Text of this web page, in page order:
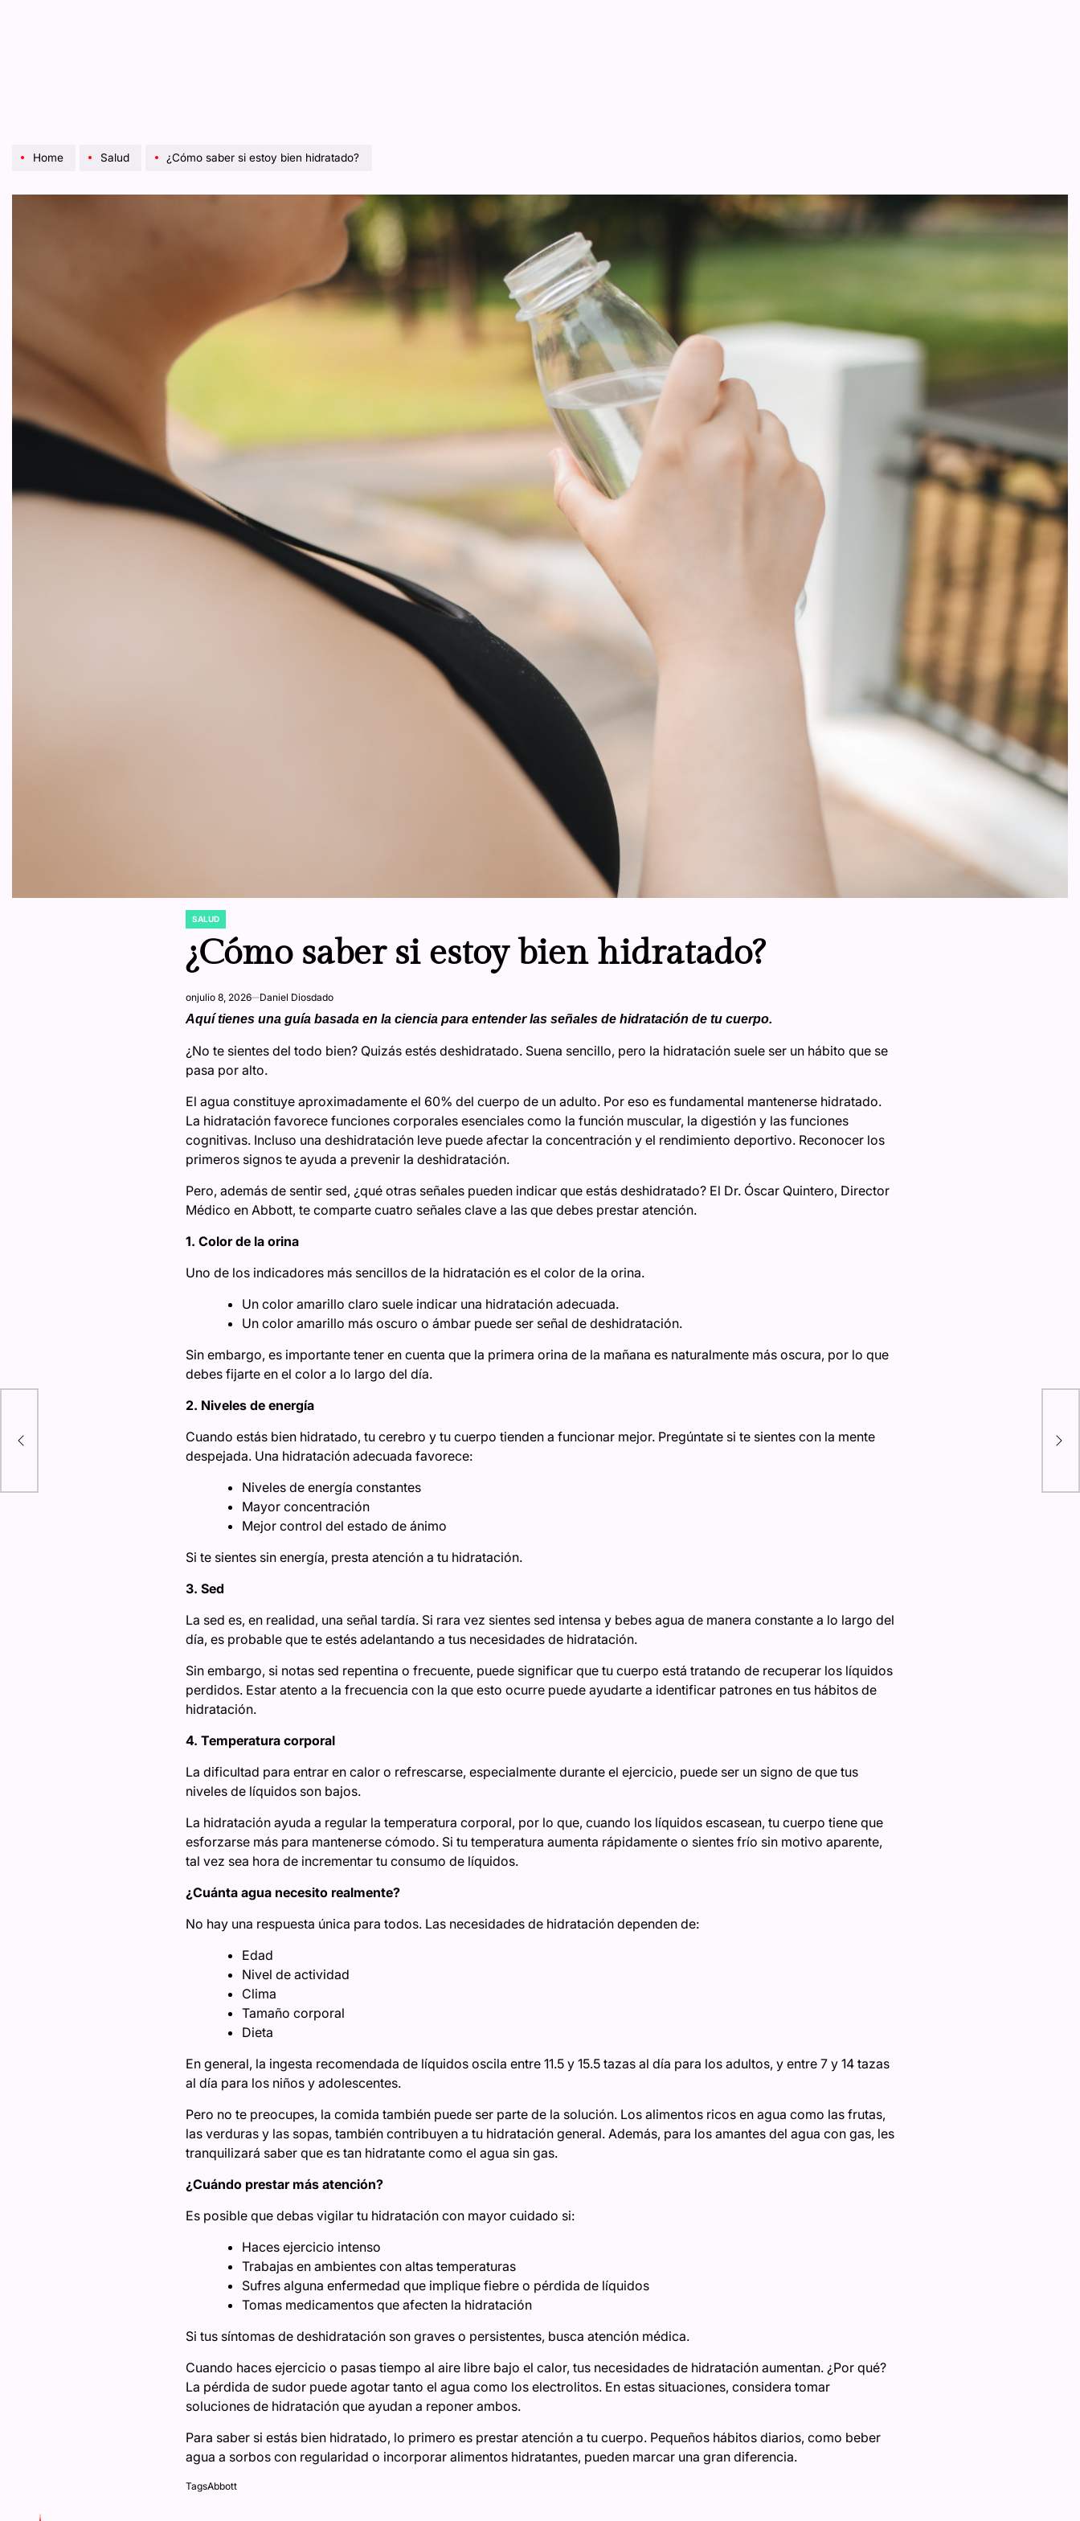
Home Salud ¿Cómo saber si estoy bien hidratado?
POSTED
SALUD
¿Cómo saber si estoy bien hidratado?
onjulio 8, 2026 Daniel Diosdado
Aquí tienes una guía basada en la ciencia para entender las señales de hidratación de tu cuerpo.
¿No te sientes del todo bien? Quizás estés deshidratado. Suena sencillo, pero la hidratación suele ser un hábito que se
pasa por alto.
El agua constituye aproximadamente el 60% del cuerpo de un adulto. Por eso es fundamental mantenerse hidratado.
La hidratación favorece funciones corporales esenciales como la función muscular, la digestión y las funciones
cognitivas. Incluso una deshidratación leve puede afectar la concentración y el rendimiento deportivo. Reconocer los
primeros signos te ayuda a prevenir la deshidratación.
Pero, además de sentir sed, ¿qué otras señales pueden indicar que estás deshidratado? El Dr. Óscar Quintero, Director
Médico en Abbott, te comparte cuatro señales clave a las que debes prestar atención.
1. Color de la orina
Uno de los indicadores más sencillos de la hidratación es el color de la orina.
Un color amarillo claro suele indicar una hidratación adecuada.
Un color amarillo más oscuro o ámbar puede ser señal de deshidratación.
Sin embargo, es importante tener en cuenta que la primera orina de la mañana es naturalmente más oscura, por lo que
debes fijarte en el color a lo largo del día.
2. Niveles de energía
Cuando estás bien hidratado, tu cerebro y tu cuerpo tienden a funcionar mejor. Pregúntate si te sientes con la mente
despejada. Una hidratación adecuada favorece:
Niveles de energía constantes
Mayor concentración
Mejor control del estado de ánimo
Si te sientes sin energía, presta atención a tu hidratación.
3. Sed
La sed es, en realidad, una señal tardía. Si rara vez sientes sed intensa y bebes agua de manera constante a lo largo del
día, es probable que te estés adelantando a tus necesidades de hidratación.
Sin embargo, si notas sed repentina o frecuente, puede significar que tu cuerpo está tratando de recuperar los líquidos
perdidos. Estar atento a la frecuencia con la que esto ocurre puede ayudarte a identificar patrones en tus hábitos de
hidratación.
4. Temperatura corporal
La dificultad para entrar en calor o refrescarse, especialmente durante el ejercicio, puede ser un signo de que tus
niveles de líquidos son bajos.
La hidratación ayuda a regular la temperatura corporal, por lo que, cuando los líquidos escasean, tu cuerpo tiene que
esforzarse más para mantenerse cómodo. Si tu temperatura aumenta rápidamente o sientes frío sin motivo aparente,
tal vez sea hora de incrementar tu consumo de líquidos.
¿Cuánta agua necesito realmente?
No hay una respuesta única para todos. Las necesidades de hidratación dependen de:
Edad
Nivel de actividad
Clima
Tamaño corporal
Dieta
En general, la ingesta recomendada de líquidos oscila entre 11.5 y 15.5 tazas al día para los adultos, y entre 7 y 14 tazas
al día para los niños y adolescentes.
Pero no te preocupes, la comida también puede ser parte de la solución. Los alimentos ricos en agua como las frutas,
las verduras y las sopas, también contribuyen a tu hidratación general. Además, para los amantes del agua con gas, les
tranquilizará saber que es tan hidratante como el agua sin gas.
¿Cuándo prestar más atención?
Es posible que debas vigilar tu hidratación con mayor cuidado si:
Haces ejercicio intenso
Trabajas en ambientes con altas temperaturas
Sufres alguna enfermedad que implique fiebre o pérdida de líquidos
Tomas medicamentos que afecten la hidratación
Si tus síntomas de deshidratación son graves o persistentes, busca atención médica.
Cuando haces ejercicio o pasas tiempo al aire libre bajo el calor, tus necesidades de hidratación aumentan. ¿Por qué?
La pérdida de sudor puede agotar tanto el agua como los electrolitos. En estas situaciones, considera tomar
soluciones de hidratación que ayudan a reponer ambos.
Para saber si estás bien hidratado, lo primero es prestar atención a tu cuerpo. Pequeños hábitos diarios, como beber
agua a sorbos con regularidad o incorporar alimentos hidratantes, pueden marcar una gran diferencia.
TagsAbbott